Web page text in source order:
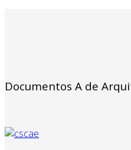
Documentos A de